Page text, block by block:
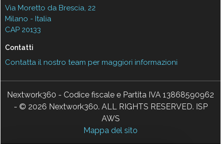
Via Moretto da Brescia, 22
Milano - Italia
CAP 20133
Contatti
Contatta il nostro team per maggiori informazioni
Nextwork360 - Codice fiscale e Partita IVA 13868590962
- © 2026 Nextwork360. ALL RIGHTS RESERVED. ISP
AWS
Mappa del sito